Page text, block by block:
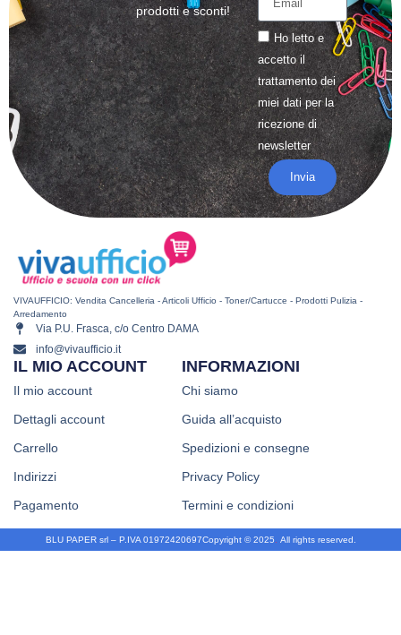
prodotti e sconti!
Ho letto e
accetto il
trattamentodei
miei dati per la
ricezione di
newsletter
Invia
VIVAUFFICIO: Vendita Cancelleria - Articoli Ufficio - Toner/Cartucce - Prodotti Pulizia -
Arredamento
Via P.U. Frasca, c/o Centro DAMA
info@vivaufficio.it
INFORMAZIONI
Chi siamo
Guida all’acquisto
Spedizioni e consegne
Privacy Policy
Termini e condizioni
IL MIO ACCOUNT
Il mio account
Dettagli account
Carrello
Indirizzi
Pagamento
Copyright © 2025. All rights reserved.
BLU PAPER srl – P.IVA 01972420697